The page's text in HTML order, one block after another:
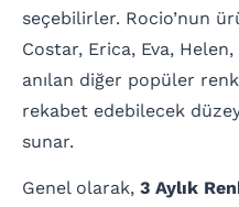
seçebilirler. Rocio’nun
Costar, Erica, Eva,
anılan diğer popüler
rekabet edebilecek
sunar.
Genel olarak, 3 Aylık